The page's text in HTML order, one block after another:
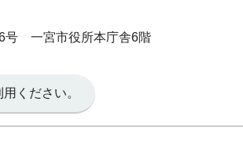
号 一宮市役所本庁舎6階
ください。